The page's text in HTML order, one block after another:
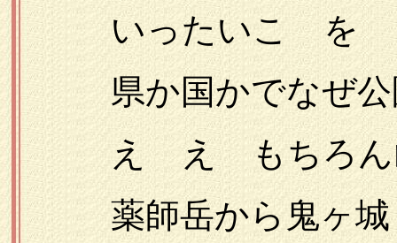
いったいこゝを
県か国かでなぜ公園
えゝえ もちろん山
薬師岳から鬼ヶ城